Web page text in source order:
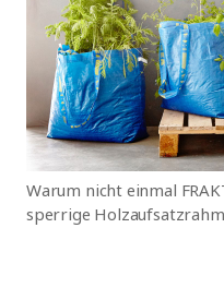
Warum nicht einmal
sperrige